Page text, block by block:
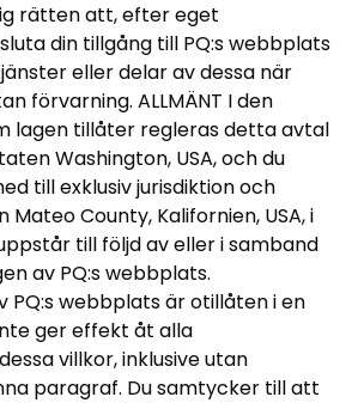
rätten att, efter eget
din tillgång till PQ:s webbplats
eller delar av dessa när
förvarning. ALLMÄNT I den
lagen tillåter regleras detta avtal
Washington, USA, och du
till exklusiv jurisdiktion och
Mateo County, Kalifornien, USA, i
till följd av eller i samband
av PQ:s webbplats.
PQ:s webbplats är otillåten i en
ger effekt åt alla
villkor, inklusive utan
paragraf. Du samtycker till att